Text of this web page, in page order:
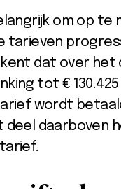
om op te
tarieven
dat over het
tot €
wordt
deel daarboven